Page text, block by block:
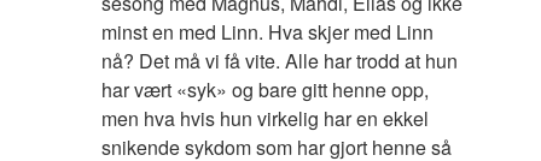
minst en med Linn. Hva skjer med Linn
nå? Det må vi få vite. Alle har trodd at hun
har vært «syk» og bare gitt henne opp,
men hva hvis hun virkelig har en ekkel
snikende sykdom som har gjort henne så